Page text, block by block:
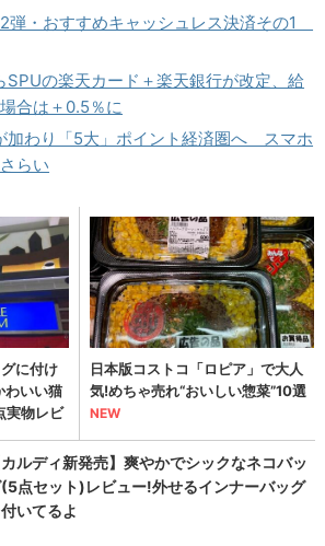
弾・おすすめキャッシュレス決済その1
SPUの楽天カード＋楽天銀行が改定、給
合は＋0.5％に
加わり「5大」ポイント経済圏へ スマホ
らい